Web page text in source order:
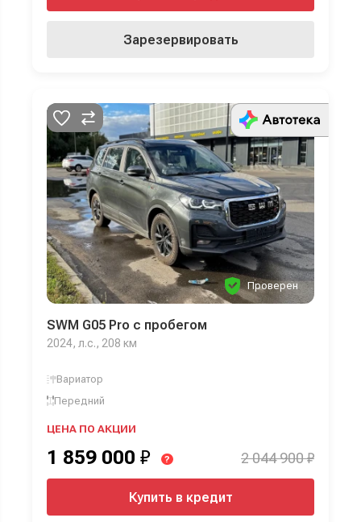
23
16250
24
16250
25
16250
26
16250
27
16250
28
16250
30
31
32
33
34
16250
Зарезервировать
Проверен
SWM G05 Pro с пробегом
2024, л.с., 208 км
Вариатор
Передний
ЦЕНА ПО АКЦИИ
1 859 000 ₽ ? 2 044 900 ₽
Купить в кредит